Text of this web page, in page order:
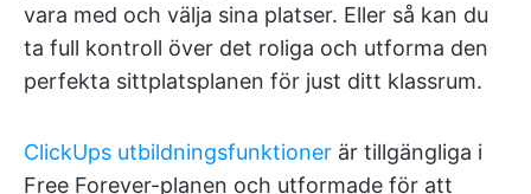
vara med och välja sina platser. Eller så kan du
ta full kontroll över det roliga och utforma den
perfekta sittplatsplanen för just ditt klassrum.
ClickUps utbildningsfunktioner är tillgängliga i
Free Forever-planen och utformade för att